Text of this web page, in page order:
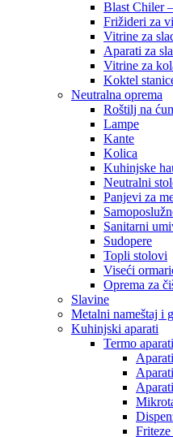
Blast Chiler
Frižideri za
Vitrine za
Aparati za
Vitrine za
Koktel
Neutralna oprema
Roštilj na
Lampe
Kante
Kolica
Kuhinjske
Neutralni
Panjevi za
Sanitarni
Sudopere
Topli stolovi
Viseći
Oprema za
Slavine
Metalni nameštaj i
Kuhinjski aparati
Termo aparati
Friteze